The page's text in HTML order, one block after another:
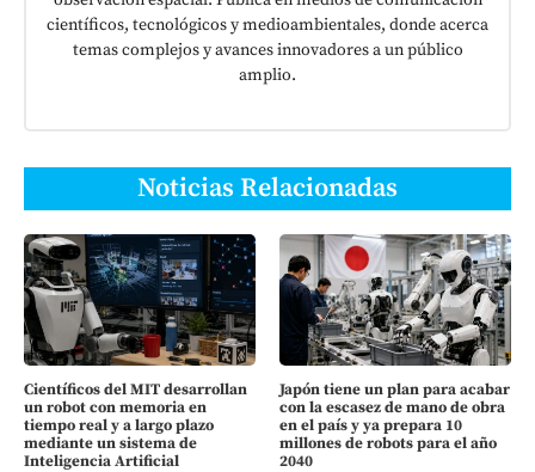
científicos, tecnológicos y medioambientales, donde acerca
temas complejos y avances innovadores a un público
amplio.
Noticias Relacionadas
Científicos del MIT desarrollan
un robot con memoria en
tiempo real y a largo plazo
mediante un sistema de
Inteligencia Artificial
Japón tiene un plan para acabar
con la escasez de mano de obra
en el país y ya prepara 10
millones de robots para el año
2040